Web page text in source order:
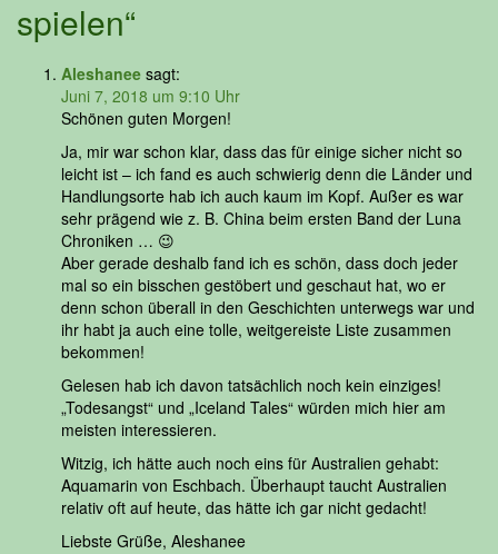
spielen“
Aleshanee sagt:
Juni 7, 2018 um 9:10 Uhr
Schönen guten Morgen!
Ja, mir war schon klar, dass das für einige sicher nicht so
leicht ist – ich fand es auch schwierig denn die Länder und
Handlungsorte hab ich auch kaum im Kopf. Außer es war
sehr prägend wie z. B. China beim ersten Band der Luna
Chroniken … 😉
Aber gerade deshalb fand ich es schön, dass doch jeder
mal so ein bisschen gestöbert und geschaut hat, wo er
denn schon überall in den Geschichten unterwegs war und
ihr habt ja auch eine tolle, weitgereiste Liste zusammen
bekommen!
Gelesen hab ich davon tatsächlich noch kein einziges!
„Todesangst“ und „Iceland Tales“ würden mich hier am
meisten interessieren.
Witzig, ich hätte auch noch eins für Australien gehabt:
Aquamarin von Eschbach. Überhaupt taucht Australien
relativ oft auf heute, das hätte ich gar nicht gedacht!
Liebste Grüße, Aleshanee